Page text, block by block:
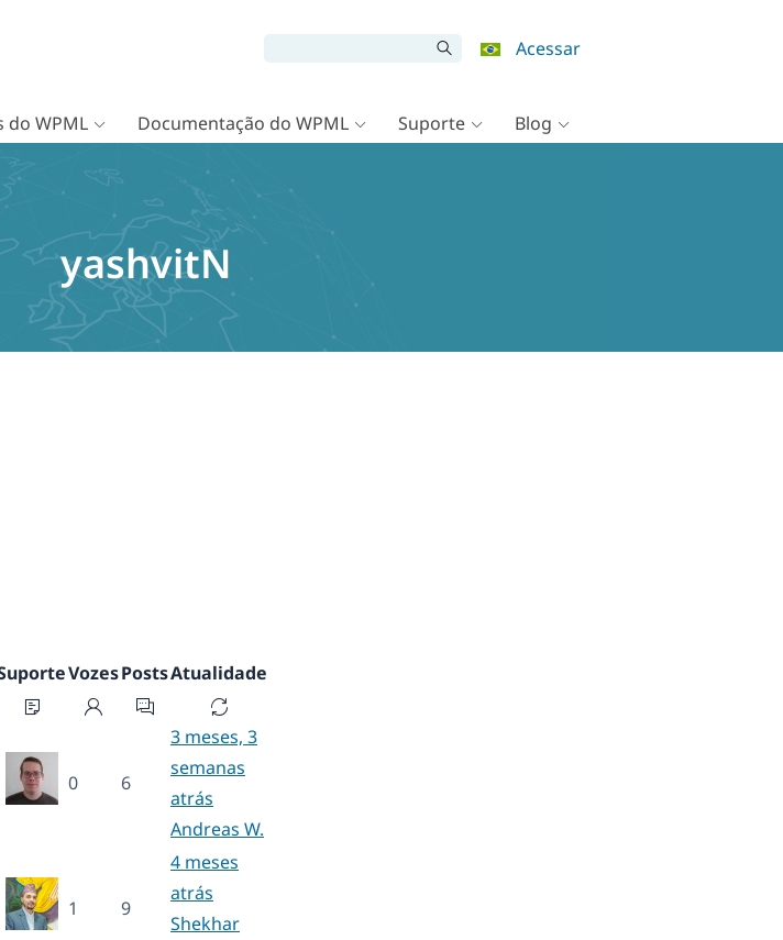
Acessar
do WPML Documentação do WPML Suporte Blog
yashvitN
VozesPostsAtualidade
0 6
3 meses, 3
semanas
atrás
Andreas W.
1 9
4 meses
atrás
Shekhar